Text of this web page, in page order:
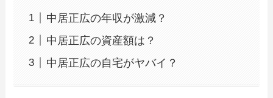
中居正広の年収が激減？
中居正広の資産額は？
中居正広の自宅がヤバイ？